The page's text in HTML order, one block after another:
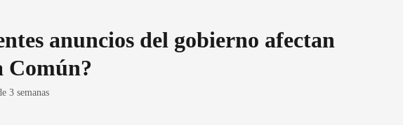
anuncios del gobierno afectan
Común?
3 semanas